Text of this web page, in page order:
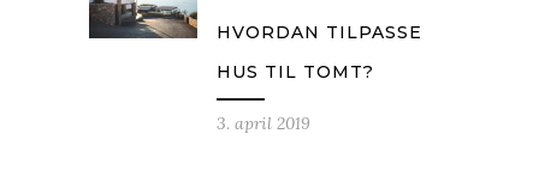
HVORDAN TILPASSE
HUS TIL TOMT?
3. april 2019